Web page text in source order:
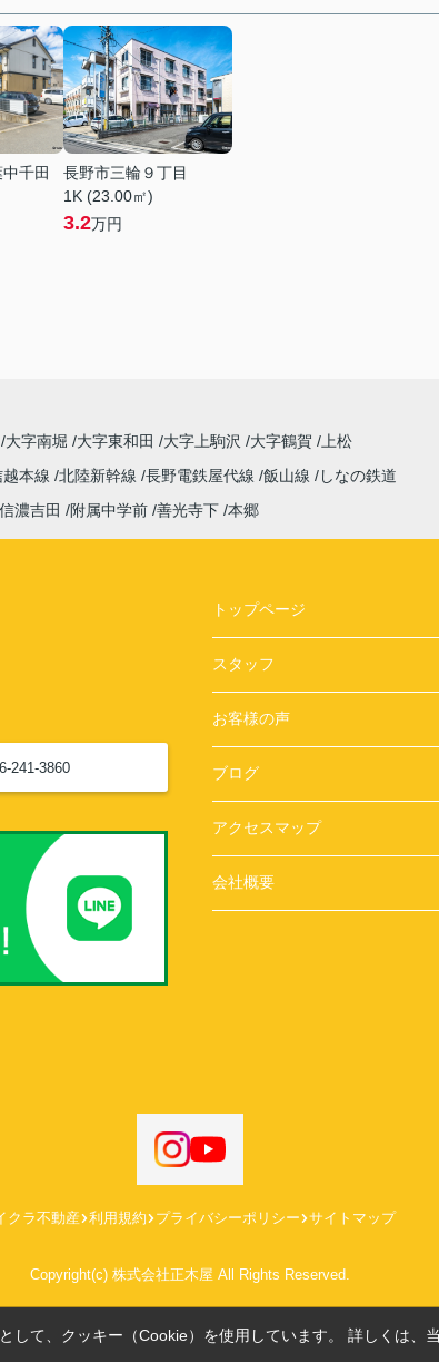
千田
長野市三輪９丁目
1K (23.00㎡)
3.2万円
大字南堀 大字東和田 大字上駒沢 大字鶴賀
上松
越本線 北陸新幹線 長野電鉄屋代線 飯山線
しなの鉄道
信濃吉田 附属中学前 善光寺下 本郷
241-3860
トップページ
スタッフ
お客様の声
ブログ
アクセスマップ
会社概要
クラ不動産 利用規約 プライバシーポリシー サイトマップ
Copyright(c) 株式会社正木屋 All Rights Reserved.
して、クッキー（Cookie）を使用しています。 詳しくは、